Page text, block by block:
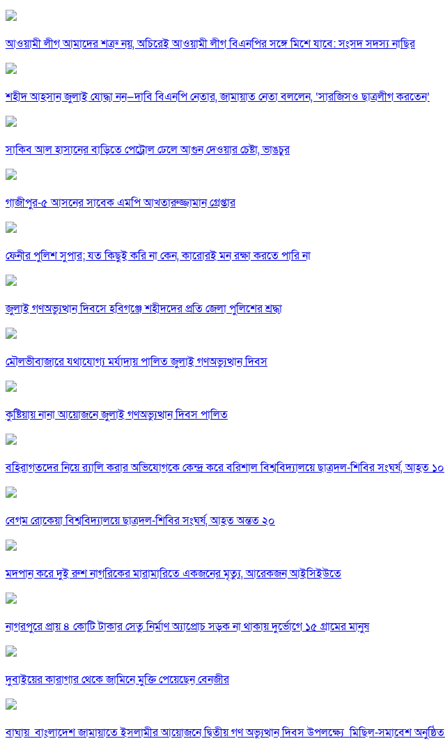
আওয়ামী লীগ আমাদের শত্রু নয়, অচিরেই আওয়ামী লীগ বিএনপির সঙ্গে মিশে যাবে: সংসদ সদস্য নাছির
শহীদ আহসান জুলাই যোদ্ধা নন—দাবি বিএনপি নেতার, জামায়াত নেতা বললেন, ‘সারজিসও ছাত্রলীগ করতেন’
সাকিব আল হাসানের বাড়িতে পেট্রোল ঢেলে আগুন দেওয়ার চেষ্টা, ভাঙচুর
গাজীপুর-৫ আসনের সাবেক এমপি আখতারুজ্জামান গ্রেপ্তার
ফেনীর পুলিশ সুপার; যত কিছুই করি না কেন, কারোরই মন রক্ষা করতে পারি না
জুলাই গণঅভ্যুত্থান দিবসে হবিগঞ্জে শহীদদের প্রতি জেলা পুলিশের শ্রদ্ধা
মৌলভীবাজারে যথাযোগ্য মর্যাদায় পালিত জুলাই গণঅভ্যুত্থান দিবস
কুষ্টিয়ায় নানা আয়োজনে জুলাই গণঅভ্যুত্থান দিবস পালিত
বহিরাগতদের নিয়ে র‍্যালি করার অভিযোগকে কেন্দ্র করে বরিশাল বিশ্ববিদ্যালয়ে ছাত্রদল-শিবির সংঘর্ষ, আহত ১০
বেগম রোকেয়া বিশ্ববিদ্যালয়ে ছাত্রদল-শিবির সংঘর্ষ, আহত অন্তত ২০
মদপান করে দুই রুশ নাগরিকের মারামারিতে একজনের মৃত্যু, আরেকজন আইসিইউতে
নাগরপুরে প্রায় ৪ কোটি টাকার সেতু নির্মাণ অ্যাপ্রোচ সড়ক না থাকায় দুর্ভোগে ১৫ গ্রামের মানুষ
দুবাইয়ের কারাগার থেকে জামিনে মুক্তি পেয়েছেন বেনজীর
বাঘায় বাংলাদেশ জামায়াতে ইসলামীর আয়োজনে দ্বিতীয় গণ অভ্যুত্থান দিবস উপলক্ষ্যে মিছিল-সমাবেশ অনুষ্ঠিত